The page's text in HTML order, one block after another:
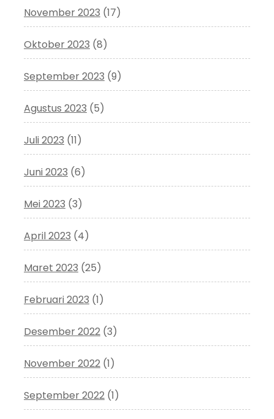
November 2023 (17)
Oktober 2023 (8)
September 2023 (9)
Agustus 2023 (5)
Juli 2023 (11)
Juni 2023 (6)
Mei 2023 (3)
April 2023 (4)
Maret 2023 (25)
Februari 2023 (1)
Desember 2022 (3)
November 2022 (1)
September 2022 (1)